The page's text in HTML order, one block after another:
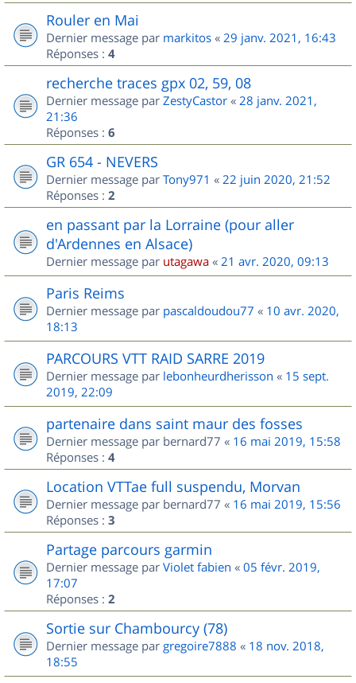
Rouler en Mai
Dernier message par markitos « 29 janv. 2021, 16:43
Réponses : 4
recherche traces gpx 02, 59, 08
Dernier message par ZestyCastor « 28 janv. 2021,
21:36
Réponses : 6
GR 654 - NEVERS
Dernier message par Tony971 « 22 juin 2020, 21:52
Réponses : 2
en passant par la Lorraine (pour aller
d'Ardennes en Alsace)
Dernier message par utagawa « 21 avr. 2020, 09:13
Paris Reims
Dernier message par pascaldoudou77 « 10 avr. 2020,
18:13
PARCOURS VTT RAID SARRE 2019
Dernier message par lebonheurdherisson « 15 sept.
2019, 22:09
partenaire dans saint maur des fosses
Dernier message par bernard77 « 16 mai 2019, 15:58
Réponses : 4
Location VTTae full suspendu, Morvan
Dernier message par bernard77 « 16 mai 2019, 15:56
Réponses : 3
Partage parcours garmin
Dernier message par Violet fabien « 05 févr. 2019,
17:07
Réponses : 2
Sortie sur Chambourcy (78)
Dernier message par gregoire7888 « 18 nov. 2018,
18:55